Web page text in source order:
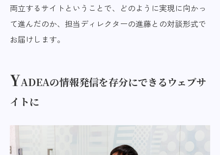
両立するサイトということで、どのように実現に向かっ
て進んだのか、担当ディレクターの進藤との対談形式で
お届けします。
YADEAの情報発信を存分にできるウェブサ
イトに